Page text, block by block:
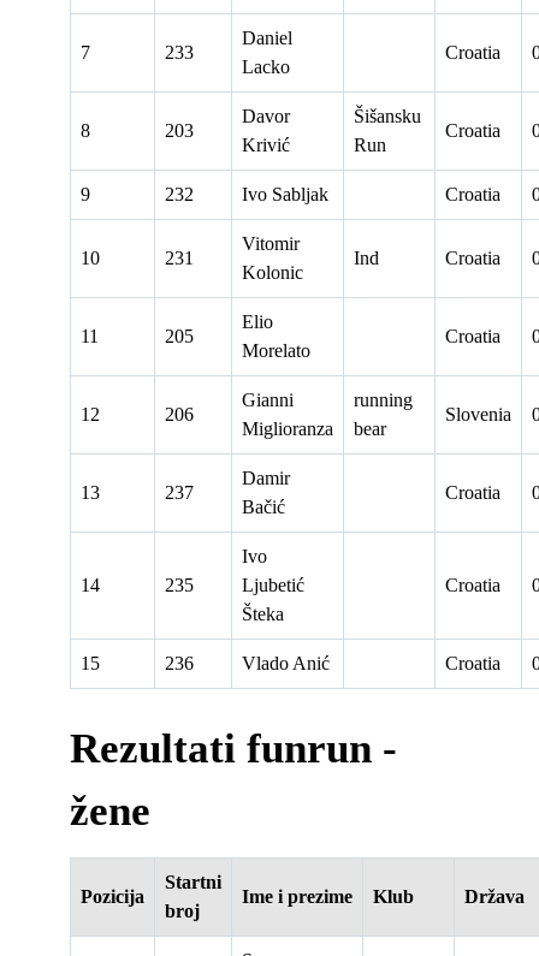
7 233
Daniel
Lacko
Croatia
8 203
Davor
Krivić
Šišansku
Run
Croatia
9 232 Ivo Sabljak Croatia
10 231
Vitomir
Kolonic
Ind Croatia
11 205
Elio
Morelato
Croatia
12 206
Gianni
Miglioranza
running
bear
Slovenia
13 237
Damir
Bačić
Croatia
14 235
Ivo
Ljubetić
Šteka
Croatia
15 236 Vlado Anić Croatia
Rezultati funrun -
žene
Pozicija
Startni
broj
Ime i prezime Klub Država